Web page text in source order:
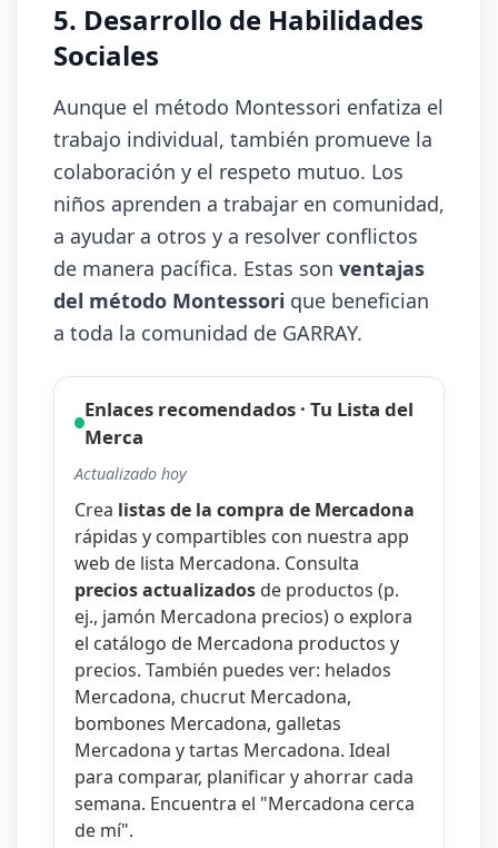
5. Desarrollo de Habilidades
Sociales
Aunque el método Montessori enfatiza el
trabajo individual, también promueve la
colaboración y el respeto mutuo. Los
niños aprenden a trabajar en comunidad,
a ayudar a otros y a resolver conflictos
de manera pacífica. Estas son ventajas
del método Montessori que benefician
a toda la comunidad de GARRAY.
Enlaces recomendados · Tu Lista del
Merca
Actualizado hoy
Crea listas de la compra de Mercadona
rápidas y compartibles con nuestra app
web de lista Mercadona. Consulta
precios actualizados de productos (p.
ej., jamón Mercadona precios) o explora
el catálogo de Mercadona productos y
precios. También puedes ver: helados
Mercadona, chucrut Mercadona,
bombones Mercadona, galletas
Mercadona ytartas Mercadona. Ideal
para comparar, planificar y ahorrar cada
semana. Encuentra el "Mercadona cerca
de mí".